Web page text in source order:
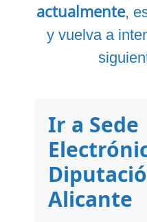
actualmente,
y vuelva a
Ir a Sede
Alicante